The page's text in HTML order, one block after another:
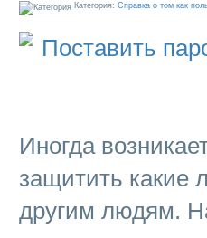
Категория: Справка о том как
Иногда
защитить какие
другим людям.